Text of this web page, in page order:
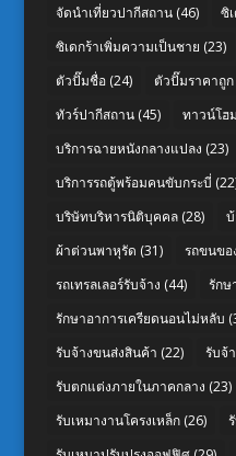
จัดนำเที่ยวปากีสถาน(46) ซิ
ซิเดกร้าเพิ่มความเป็นชาย (23)
ตัวปั๊มชื่อ(24) ตัวปั๊มราคาถูก
ทัวร์ปากีสถาน(45) ทาวน์โฮ
บริการฉายหนังกลางแปลง (23)
บริการรถตู้พร้อมคนขับกระบี่
บริษัทบริหารนิติบุคคล(28)
ผ้าต่วนพาหุรัด (31) รถขนขอ
รถเทรลเลอร์รับจ้าง (44) รักษ
รักษาอาการเครียดนอนไม่หลับ
รับจ้างขนส่งสินค้า (22) รับจ้
รับตกแต่งภายในภาคกลาง (23)
รับเหมางานโครงเหล็ก(26)